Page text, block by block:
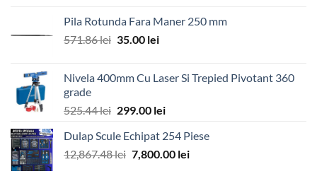
fost:
936.79 lei.
450.00 lei.
Pila Rotunda Fara Maner 250 mm
571.86lei Prețul
fost:
35.00 leiPrețul
35.00 lei.
Nivela 400mm Cu Laser Si Trepied Pivotant 360
grade
525.44lei Prețul
a
fost:
299.00 leiPrețul
este:
299.00 lei.
Dulap Scule Echipat 254 Piese
12,867.48lei Prețul
7,800.00 leiPrețul